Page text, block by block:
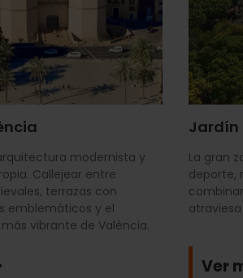
modernista y
Callejear entre
terrazas con
emblemáticos y el
vibrante de València.
Jardín
La gran
deporte,
Ver